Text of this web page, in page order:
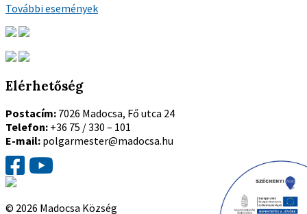
További események
Elérhetőség
Postacím: 7026 Madocsa, Fő utca 24
Telefon: +36 75 / 330 – 101
E-mail: polgarmester@madocsa.hu
© 2026 Madocsa Község